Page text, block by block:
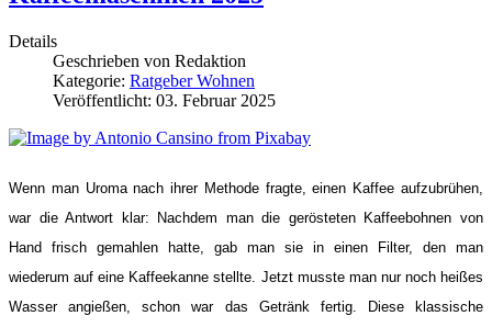
Details
Geschrieben von Redaktion
Kategorie: Ratgeber Wohnen
Veröffentlicht: 03. Februar 2025
Wenn man Uroma nach ihrer Methode fragte, einen Kaffee aufzubrühen,
war die Antwort klar: Nachdem man die gerösteten Kaffeebohnen von
Hand frisch gemahlen hatte, gab man sie in einen Filter, den man
wiederum auf eine Kaffeekanne stellte. Jetzt musste man nur noch heißes
Wasser angießen, schon war das Getränk fertig. Diese klassische